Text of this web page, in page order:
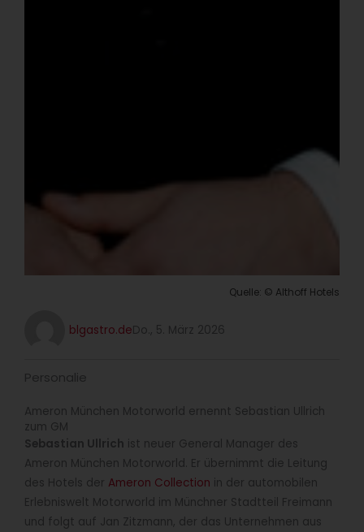
Quelle: © Althoff Hotels
blgastro.deDo., 5. März 2026
Personalie
Ameron München Motorworld ernennt Sebastian Ullrich
zum GM
Sebastian Ullrich ist neuer General Manager des
Ameron München Motorworld. Er übernimmt die Leitung
des Hotels der Ameron Collection in der automobilen
Erlebniswelt Motorworld im Münchner Stadtteil Freimann
und folgt auf Jan Zitzmann, der das Unternehmen aus